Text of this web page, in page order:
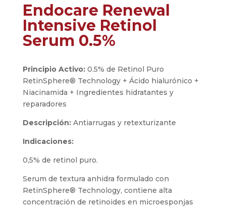
Endocare Renewal
Intensive Retinol
Serum 0.5%
Principio Activo:0.5% de Retinol Puro
RetinSphere® Technology + Ácido hialurónico +
Niacinamida + Ingredientes hidratantes y
reparadores
Descripción:Antiarrugas y retexturizante
Indicaciones:
0,5% de retinol puro.
Serum de textura anhidra formulado con
RetinSphere® Technology, contiene alta
concentración de retinoides en microesponjas